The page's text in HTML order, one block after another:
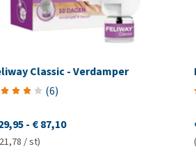
Classic - Verdamper
(6)
- € 87,10
/ st)